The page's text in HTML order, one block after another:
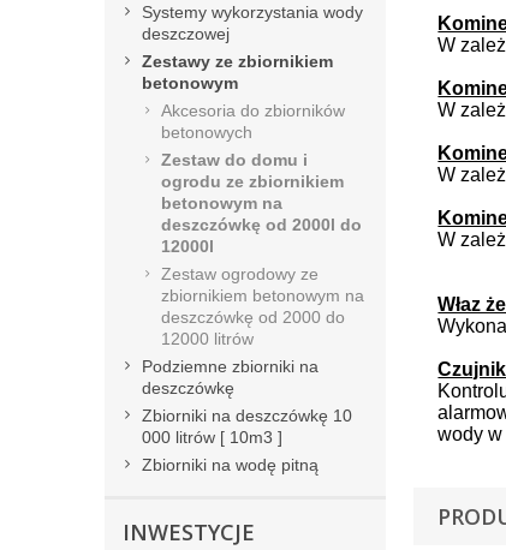
W
W
W
W
Właz
wody
Systemy wykorzystania wody
deszczowej
Zestawy ze zbiornikiem
betonowym
Akcesoria do zbiorników
betonowych
Zestaw do domu i
ogrodu ze zbiornikiem
betonowym na
deszczówkę od 2000l do
12000l
Zestaw ogrodowy ze
zbiornikiem betonowym na
deszczówkę od 2000 do
12000 litrów
Podziemne zbiorniki na
deszczówkę
Zbiorniki na deszczówkę 10
000 litrów [ 10m3 ]
Zbiorniki na wodę pitną
INWESTYCJE